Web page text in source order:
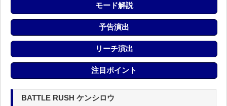
モード解説
予告演出
リーチ演出
注目ポイント
BATTLE RUSH ケンシロウ